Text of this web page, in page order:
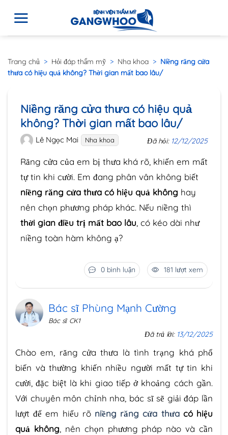
Trang chủ > Hỏi đáp thẩm mỹ > Nha khoa > Niềng răng cửa
thưa có hiệu quả không? Thời gian mất bao lâu/
Niềng răng cửa thưa có hiệu quả
không? Thời gian mất bao lâu/
Lê Ngọc Mai Nha khoa Đã hỏi: 12/12/2025
Răng cửa của em bị thưa khá rõ, khiến em mất
tự tin khi cười. Em đang phân vân không biết
niềng răng cửa thưa có hiệu quả không hay
nên chọn phương pháp khác. Nếu niềng thì
thời gian điều trị mất bao lâu , có kéo dài như
niềng toàn hàm không ạ?
0 bình luận 181 lượt xem
Bác sĩ Phùng Mạnh Cường
Bác sĩ CK1
Đã trả lời: 13/12/2025
Chào em, răng cửa thưa là tình trạng khá phổ
biến và thường khiến nhiều người mất tự tin khi
cười, đặc biệt là khi giao tiếp ở khoảng cách gần.
Với chuyên môn chỉnh nha, bác sĩ sẽ giải đáp lần
lượt để em hiểu rõ niềng răng cửa thưacó hiệu
quả không , nên chọn phương pháp nào và cần